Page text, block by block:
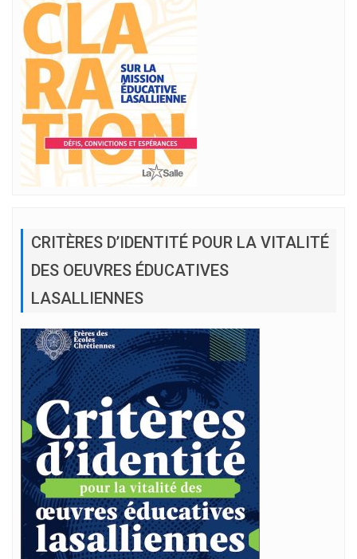
CRITÈRES D’IDENTITÉ POUR LA VITALITÉ
DES OEUVRES ÉDUCATIVES
LASALLIENNES